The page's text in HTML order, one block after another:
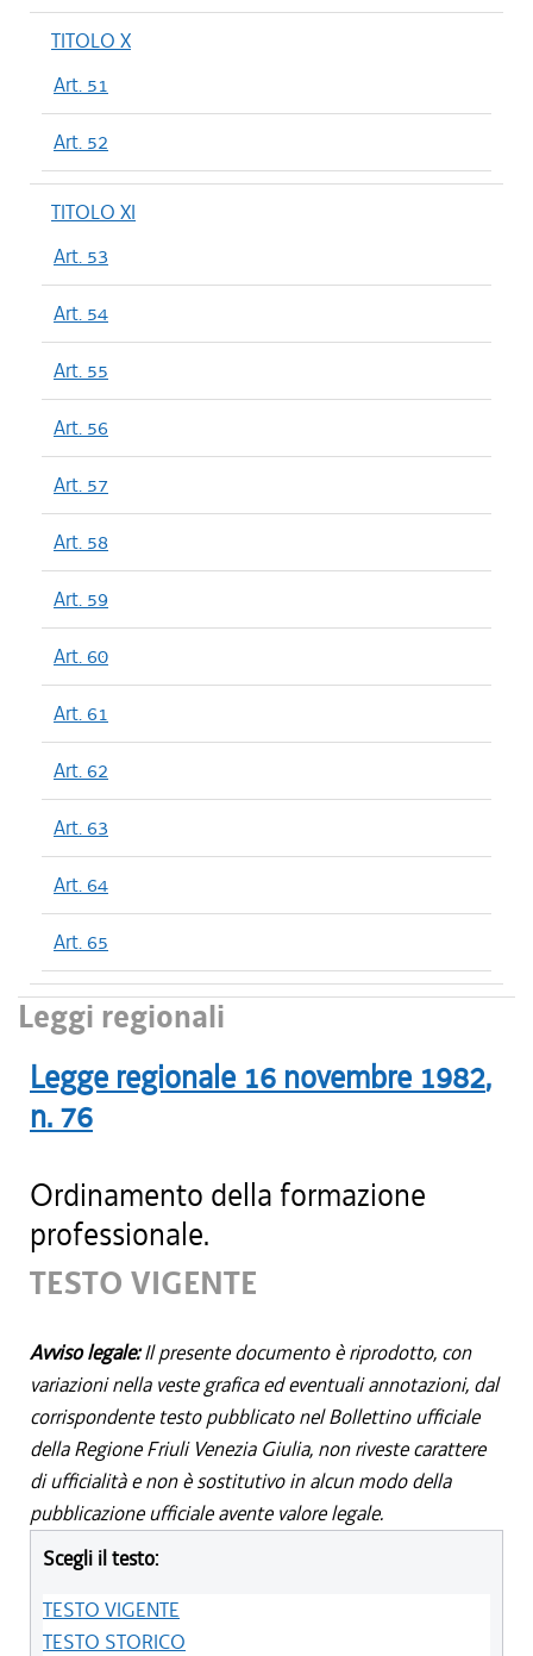
TITOLO X
Art. 51
Art. 52
TITOLO XI
Art. 53
Art. 54
Art. 55
Art. 56
Art. 57
Art. 58
Art. 59
Art. 60
Art. 61
Art. 62
Art. 63
Art. 64
Art. 65
Leggi regionali
Legge regionale 16 novembre 1982,
n. 76
Ordinamento della formazione
professionale.
TESTO VIGENTE
Avviso legale:Il presente documento è riprodotto, con
variazioni nella veste grafica ed eventuali annotazioni, dal
corrispondente testo pubblicato nel Bollettino ufficiale
della Regione Friuli Venezia Giulia, non riveste carattere
di ufficialità e non è sostitutivo in alcun modo della
pubblicazione ufficiale avente valore legale.
Scegli il testo:
TESTO VIGENTE
TESTO STORICO